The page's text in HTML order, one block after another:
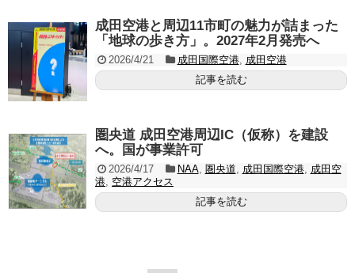
成田空港と周辺11市町の魅力が詰まった
「地球の歩き方」。2027年2月発売へ
2026/4/21 成田国際空港, 成田空港
記事を読む
圏央道 成田空港周辺IC（仮称）を建設
へ。国が事業許可
2026/4/17 NAA, 圏央道, 成田国際空港, 成田空
港, 空港アクセス
記事を読む